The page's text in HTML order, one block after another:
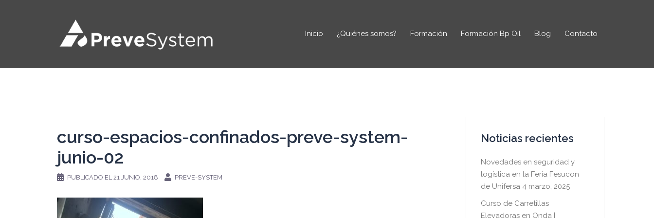
Inicio ¿Quiénes somos? Formación Formación Bp Oil Blog Contacto
curso-espacios-confinados-preve-system-
junio-02
PUBLICADO EL21 JUNIO, 2018 PREVE-SYSTEM
Noticias recientes
Novedades en seguridad y
logística en la Feria Fesucon
de Unifersa 4 marzo, 2025
Curso de Carretillas
Elevadoras en Onda |